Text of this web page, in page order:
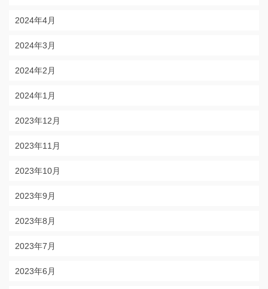
2024年4月
2024年3月
2024年2月
2024年1月
2023年12月
2023年11月
2023年10月
2023年9月
2023年8月
2023年7月
2023年6月